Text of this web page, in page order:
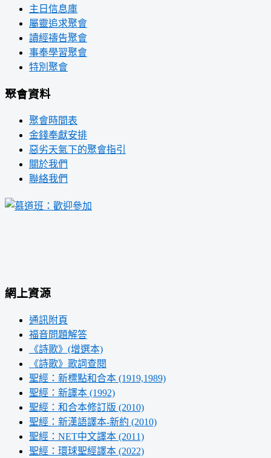
主日信息庫
屬靈追求聚會
讀經禱告聚會
事奉學習聚會
特別聚會
聚會資料
聚會時間表
金錢奉獻安排
惡劣天氣下的聚會指引
關於我們
聯絡我們
網上資源
通訊附頁
福音問題解答
《詩歌》(增選本)
《詩歌》歌詞查閱
聖經：新標點和合本 (1919,1989)
聖經：新譯本 (1992)
聖經：和合本修訂版 (2010)
聖經：新漢語譯本-新約 (2010)
聖經：NET中文譯本 (2011)
聖經：環球聖經譯本 (2022)